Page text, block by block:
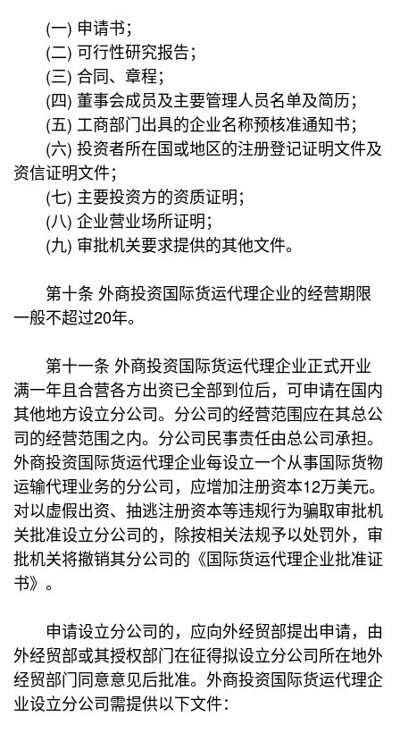
(一) 申请书；
(二) 可行性研究报告；
(三) 合同、章程；
(四) 董事会成员及主要管理人员名单及简历；
(五) 工商部门出具的企业名称预核准通知书；
(六) 投资者所在国或地区的注册登记证明文件及
资信证明文件；
(七) 主要投资方的资质证明；
(八) 企业营业场所证明；
(九) 审批机关要求提供的其他文件。
第十条 外商投资国际货运代理企业的经营期限
一般不超过20年。
第十一条 外商投资国际货运代理企业正式开业
满一年且合营各方出资已全部到位后，可申请在国内
其他地方设立分公司。分公司的经营范围应在其总公
司的经营范围之内。分公司民事责任由总公司承担。
外商投资国际货运代理企业每设立一个从事国际货物
运输代理业务的分公司，应增加注册资本12万美元。
对以虚假出资、抽逃注册资本等违规行为骗取审批机
关批准设立分公司的，除按相关法规予以处罚外，审
批机关将撤销其分公司的《国际货运代理企业批准证
书》。
申请设立分公司的，应向外经贸部提出申请，由
外经贸部或其授权部门在征得拟设立分公司所在地外
经贸部门同意意见后批准。外商投资国际货运代理企
业设立分公司需提供以下文件：